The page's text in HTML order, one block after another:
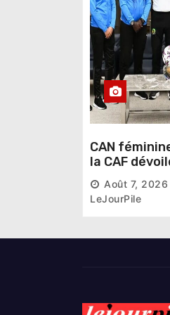
i
c
l
e
CAN
la CAF
d’experts
la Août 7, 2026
LeJourPile